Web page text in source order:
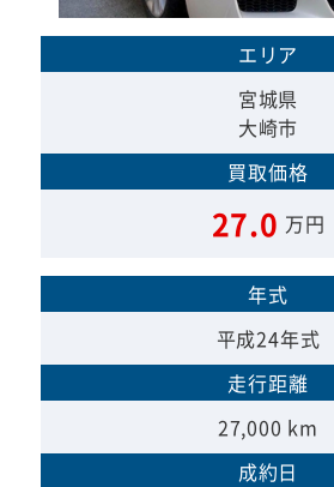
エリア
宮城県
大崎市
買取価格
27.0 万円
年式
平成24年式
走行距離
27,000 km
成約日